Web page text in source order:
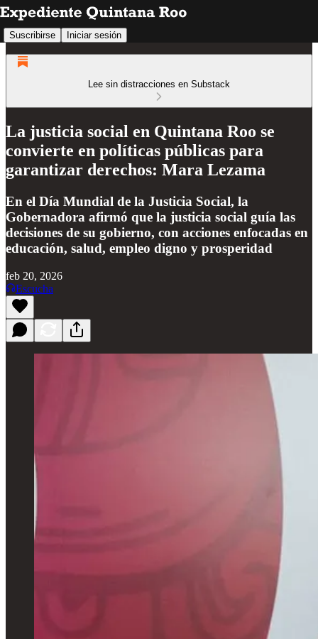
Suscribirse Iniciar sesión
Lee sin distracciones en Substack
La justicia social en Quintana Roo se
convierte en políticas públicas para
garantizar derechos: Mara Lezama
En el Día Mundial de la Justicia Social, la
Gobernadora afirmó que la justicia social guía las
decisiones de su gobierno, con acciones enfocadas en
educación, salud, empleo digno y prosperidad
feb 20, 2026
Escucha